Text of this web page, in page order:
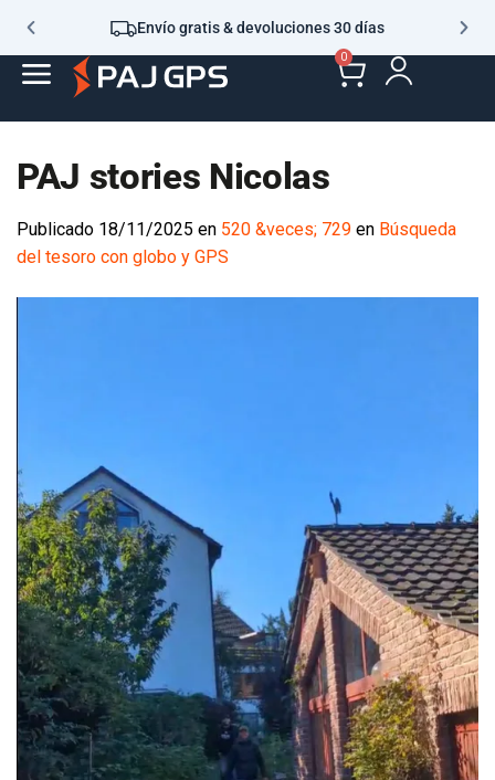
Envío gratis & devoluciones 30 días
0
PAJ stories Nicolas
Publicado 18/11/2025 en 520 &veces; 729 en Búsqueda
del tesoro con globo y GPS